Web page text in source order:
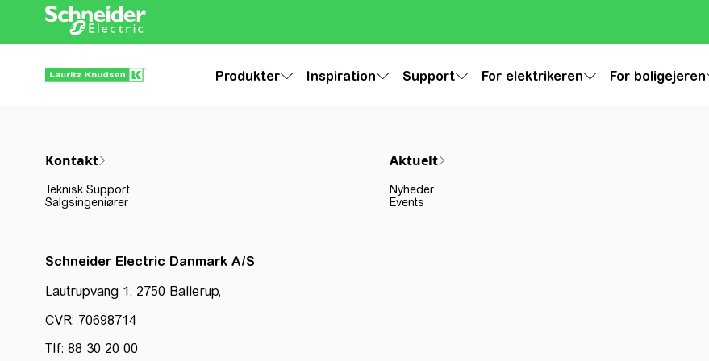
Produkter Inspiration Support For elektrikeren For boligejeren
Kontakt
Teknisk Support
Salgsingeniører
Aktuelt
Nyheder
Events
Schneider Electric Danmark A/S
Lautrupvang 1, 2750 Ballerup,
CVR: 70698714
Tlf: 88 30 20 00